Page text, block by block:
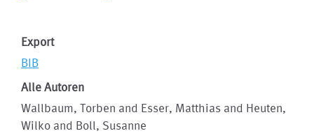
Export
BIB
Alle Autoren
Wallbaum, Torben and Esser, Matthias and Heuten,
Wilko and Boll, Susanne